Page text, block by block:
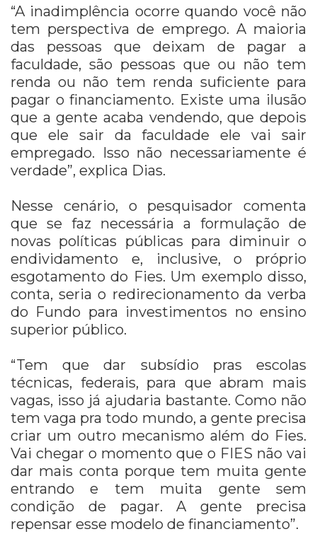
“A inadimplência ocorre quando você não
tem perspectiva de emprego. A maioria
das pessoas que deixam de pagar a
faculdade, são pessoas que ou não tem
renda ou não tem renda suficiente para
pagar o financiamento. Existe uma ilusão
que a gente acaba vendendo, que depois
que ele sair da faculdade ele vai sair
empregado. Isso não necessariamente é
verdade”, explica Dias.
Nesse cenário, o pesquisador comenta
que se faz necessária a formulação de
novas políticas públicas para diminuir o
endividamento e, inclusive, o próprio
esgotamento do Fies. Um exemplo disso,
conta, seria o redirecionamento da verba
do Fundo para investimentos no ensino
superior público.
“Tem que dar subsídio pras escolas
técnicas, federais, para que abram mais
vagas, isso já ajudaria bastante. Como não
tem vaga pra todo mundo, a gente precisa
criar um outro mecanismo além do Fies.
Vai chegar o momento que o FIES não vai
dar mais conta porque tem muita gente
entrando e tem muita gente sem
condição de pagar. A gente precisa
repensar esse modelo de financiamento”.